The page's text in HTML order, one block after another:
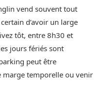
vend souvent tout
d’avoir un large
tôt, entre 8h30 et
jours fériés sont
peut être
marge temporelle ou venir